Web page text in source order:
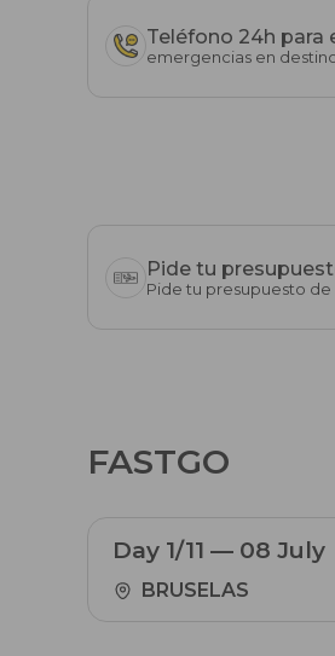
emergencias en
Pide tu presupuesto de
FASTGO
Day 1/11 — 08 July
BRUSELAS